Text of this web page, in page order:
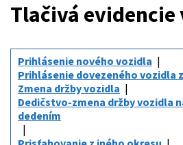
Tlačivá
Prihlásenie nového vozidla
Prihlásenie dovezeného vozidla
Zmena držby vozidla
Dedičstvo-zmena držby vozidla
dedením